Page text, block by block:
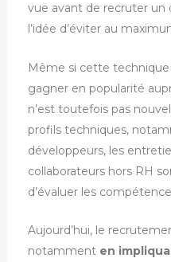
vue avant de recruter un
l’idée d’éviter au
Même si cette
gagner en popularité
n’est toutefois pas
profils techniques,
développeurs, les
collaborateurs hors RH
d’évaluer les
Aujourd’hui, le
notamment en